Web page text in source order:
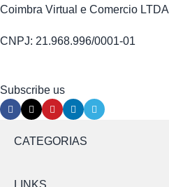
Coimbra Virtual e Comercio LTDA
CNPJ: 21.968.996/0001-01
Subscribe us
CATEGORIAS
LINKS